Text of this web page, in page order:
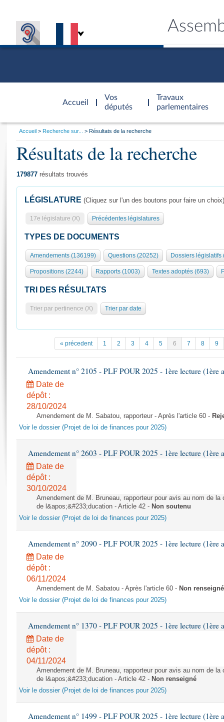
Accueil
d'accueil
Vos
députés
Travaux
parlementaires
Présidence
577 députés
Groupes politiques
Séance publique
Commissions et autres organes
Europe et International
Pétitions
Projets de loi
Propositions de loi
Amendements
Textes adoptés
Rapports d'enquête
Rapports législatifs
Rapports sur l'application des lois
Baromètre de l’application des lois
Dossiers législatifs
Questions écrites et orales
Comptes rendus des débats
Général
Rôle et pouvoirs de l'Assemblée
Organisation de l'Assemblée
Présidence Conférence des Présidents Bureau Collège des
Statistiques et chiffres clés
Documents de référence
( Constitution | Règlement de l'Assemblée ... )
Histoire
Juniors
Anciennes législatures
Liens vers les sites publics
Visiter l'Assemblée
Visite virtuelle du palais Bourbon
Assister à une séance
La Bibliothèque
Contacts et plan d'accès
Photos libres de droit
Vous
Accueil Recherche sur... Résultats de la recherche
Résultats de la recherche
179877 résultats trouvés
LÉGISLATURE (Cliquez sur l'un des boutons pour faire un choix)
17e législature (X) Précédentes législatures
TYPES DE DOCUMENTS
Amendements (136199) Questions (20252) Dossiers législatifs
Propositions (2244) Rapports (1003) Textes adoptés (693)
TRI DES RÉSULTATS
Trier par pertinence (X) Trier par date
« précedent 1 2 3 4 5 6 7 8 9
Amendement n° 2105 - PLF POUR 2025 - 1ère lecture (1ère
Date de
dépôt :
28/10/2024
Amendement de M. Sabatou, rapporteur - Après l'article 60 -
Voir le dossier (Projet de loi de finances pour 2025)
Amendement n° 2603 - PLF POUR 2025 - 1ère lecture (1ère
Date de
dépôt :
30/10/2024
Amendement de M. Bruneau, rapporteur pour avis au nom de
de l&apos;&#233;ducation - Article 42 - Non soutenu
Voir le dossier (Projet de loi de finances pour 2025)
Amendement n° 2090 - PLF POUR 2025 - 1ère lecture (1ère
Date de
dépôt :
06/11/2024
Amendement de M. Sabatou - Après l'article 60 - Non renseigné
Voir le dossier (Projet de loi de finances pour 2025)
Amendement n° 1370 - PLF POUR 2025 - 1ère lecture (1ère
Date de
dépôt :
04/11/2024
Amendement de M. Bruneau, rapporteur pour avis au nom de
de l&apos;&#233;ducation - Article 42 - Non renseigné
Voir le dossier (Projet de loi de finances pour 2025)
Amendement n° 1499 - PLF POUR 2025 - 1ère lecture (1ère